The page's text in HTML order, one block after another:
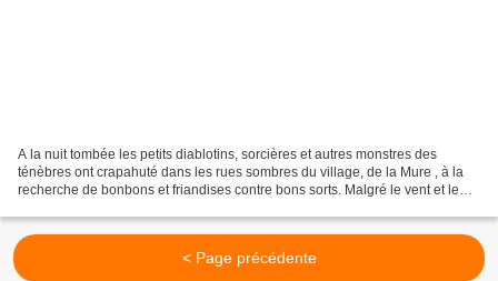
A la nuit tombée les petits diablotins, sorcières et autres monstres des
ténèbres ont crapahuté dans les rues sombres du village, de la Mure , à la
recherche de bonbons et friandises contre bons sorts. Malgré le vent et le
< Page précédente